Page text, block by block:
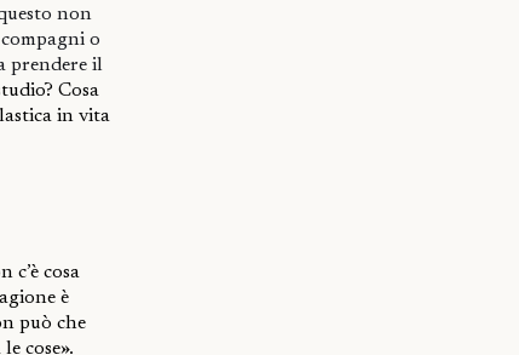
non
o
prendere il
Cosa
in vita
c’è cosa
è
può che
cose».